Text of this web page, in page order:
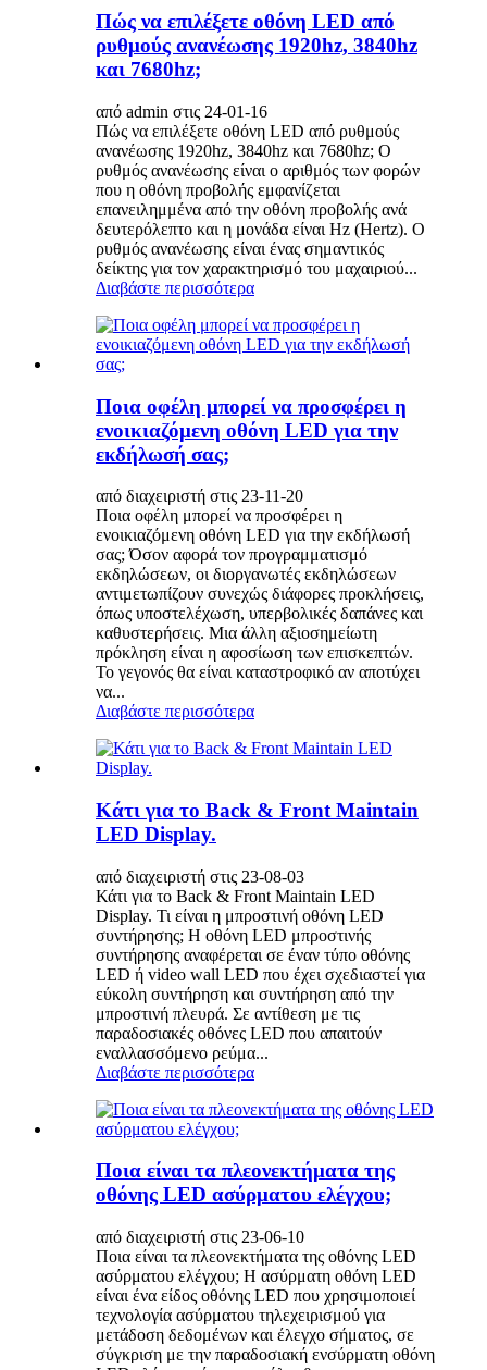
Πώς να επιλέξετε οθόνη LED από
ρυθμούς ανανέωσης 1920hz, 3840hz
και 7680hz;
από admin στις 24-01-16
Πώς να επιλέξετε οθόνη LED από ρυθμούς
ανανέωσης 1920hz, 3840hz και 7680hz; Ο
ρυθμός ανανέωσης είναι ο αριθμός των φορών
που η οθόνη προβολής εμφανίζεται
επανειλημμένα από την οθόνη προβολής ανά
δευτερόλεπτο και η μονάδα είναι Hz (Hertz). Ο
ρυθμός ανανέωσης είναι ένας σημαντικός
δείκτης για τον χαρακτηρισμό του μαχαιριού...
Διαβάστε περισσότερα
Ποια οφέλη μπορεί να προσφέρει η
ενοικιαζόμενη οθόνη LED για την
εκδήλωσή σας;
από διαχειριστή στις 23-11-20
Ποια οφέλη μπορεί να προσφέρει η
ενοικιαζόμενη οθόνη LED για την εκδήλωσή
σας; Όσον αφορά τον προγραμματισμό
εκδηλώσεων, οι διοργανωτές εκδηλώσεων
αντιμετωπίζουν συνεχώς διάφορες προκλήσεις,
όπως υποστελέχωση, υπερβολικές δαπάνες και
καθυστερήσεις. Μια άλλη αξιοσημείωτη
πρόκληση είναι η αφοσίωση των επισκεπτών.
Το γεγονός θα είναι καταστροφικό αν αποτύχει
να...
Διαβάστε περισσότερα
Κάτι για το Back & Front Maintain
LED Display.
από διαχειριστή στις 23-08-03
Κάτι για το Back & Front Maintain LED
Display. Τι είναι η μπροστινή οθόνη LED
συντήρησης; Η οθόνη LED μπροστινής
συντήρησης αναφέρεται σε έναν τύπο οθόνης
LED ή video wall LED που έχει σχεδιαστεί για
εύκολη συντήρηση και συντήρηση από την
μπροστινή πλευρά. Σε αντίθεση με τις
παραδοσιακές οθόνες LED που απαιτούν
εναλλασσόμενο ρεύμα...
Διαβάστε περισσότερα
Ποια είναι τα πλεονεκτήματα της
οθόνης LED ασύρματου ελέγχου;
από διαχειριστή στις 23-06-10
Ποια είναι τα πλεονεκτήματα της οθόνης LED
ασύρματου ελέγχου; Η ασύρματη οθόνη LED
είναι ένα είδος οθόνης LED που χρησιμοποιεί
τεχνολογία ασύρματου τηλεχειρισμού για
μετάδοση δεδομένων και έλεγχο σήματος, σε
σύγκριση με την παραδοσιακή ενσύρματη οθόνη